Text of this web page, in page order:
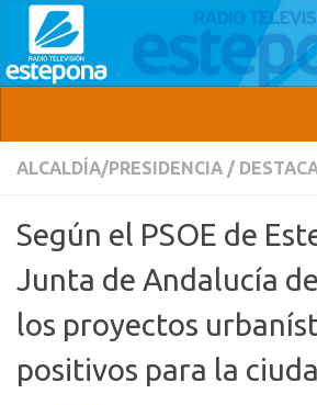
ALCALDÍA/PRESIDENCIA /
Según el PSOE de
Junta de Andalucía
los proyectos
positivos para la